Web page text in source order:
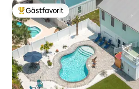
Populär gästfavorit
Gästfavorit